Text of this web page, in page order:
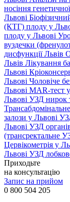
носіння
Львові
(КТГ) плоду у
плоду у Львові
вуздечки
дисфункції Львів
Львів Лікування
Львові
Львові Чоловіче
Львові MAR-тест
Львові УЗД нирок
залози у Львові
Львові УЗД
(трансректальне
Цервікометрія у
Львові УЗД
Приходьте
на консультацію
Запис на прийом
0 800 504 205